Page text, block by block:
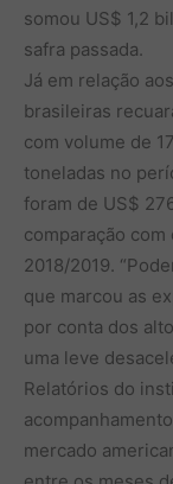
somou US$ 1,2
safra passada.
Já em relação
brasileiras
com volume de
toneladas no
foram de US$
comparação
2018/2019.
que marcou as
por conta dos
uma leve
Relatórios do
mercado